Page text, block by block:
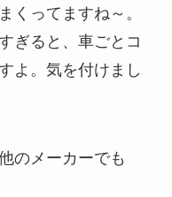
くってますね～。
ぎると、車ごとコ
よ。気を付けまし
のメーカーでも